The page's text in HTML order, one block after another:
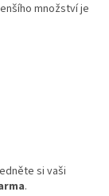
množství je
si vaši
.